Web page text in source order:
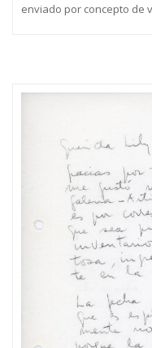
enviado por concepto de